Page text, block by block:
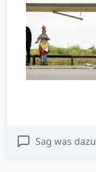
Sag was dazu